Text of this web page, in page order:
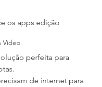
Vídeo
os apps edição
perfeita para
de internet para